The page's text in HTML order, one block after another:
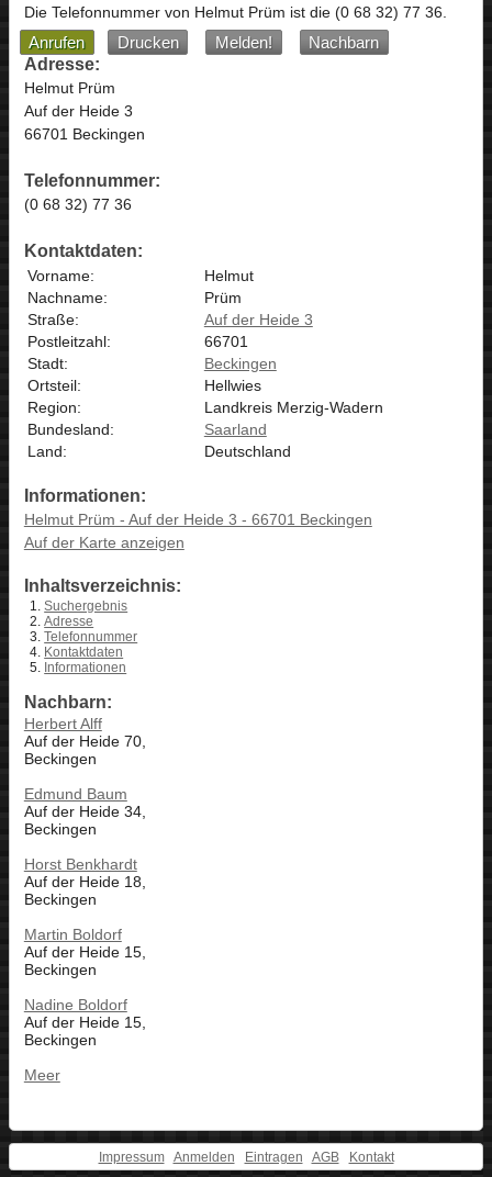
Die Telefonnummer von Helmut Prüm ist die (0 68 32) 77 36.
Anrufen Drucken Melden!
Nachbarn
Adresse:
Helmut Prüm
Auf der Heide 3
66701 Beckingen
Telefonnummer:
(0 68 32) 77 36
Kontaktdaten:
Vorname:
Helmut
Nachname:
Prüm
Straße:
Auf der Heide 3
Postleitzahl:
66701
Stadt:
Beckingen
Ortsteil:
Hellwies
Region:
Landkreis Merzig-Wadern
Bundesland:
Saarland
Land:
Deutschland
Informationen:
Helmut Prüm - Auf der Heide 3 - 66701 Beckingen
Auf der Karte anzeigen
Inhaltsverzeichnis:
Suchergebnis
Adresse
Telefonnummer
Kontaktdaten
Informationen
Nachbarn:
Herbert Alff
Auf der Heide 70,
Beckingen
Edmund Baum
Auf der Heide 34,
Beckingen
Horst Benkhardt
Auf der Heide 18,
Beckingen
Martin Boldorf
Auf der Heide 15,
Beckingen
Nadine Boldorf
Auf der Heide 15,
Beckingen
Meer
Impressum Anmelden Eintragen AGB Kontakt